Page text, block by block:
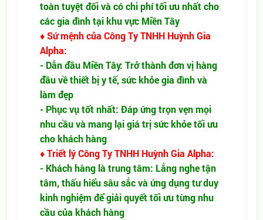
toàn tuyệt đối và có chi phí tối ưu nhất cho
các gia đình tại khu vực Miền Tây
♦ Sứ mệnh của Công Ty TNHH Huỳnh Gia
Alpha:
- Dẫn đầu Miền Tây: Trở thành đơn vị hàng
đầu về thiết bị y tế, sức khỏe gia đình và
làm đẹp
- Phục vụ tốt nhất: Đáp ứng trọn vẹn mọi
nhu cầu và mang lại giá trị sức khỏe tối ưu
cho khách hàng
♦ Triết lý Công Ty TNHH Huỳnh Gia Alpha:
- Khách hàng là trung tâm: Lắng nghe tận
tâm, thấu hiểu sâu sắc và ứng dụng tư duy
kinh nghiệm để giải quyết tối ưu từng nhu
cầu của khách hàng